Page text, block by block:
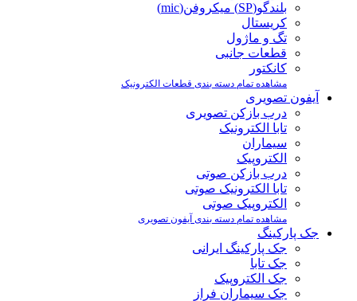
بلندگو(SP) میکروفن(mic)
کریستال
تگ و ماژول
قطعات جانبی
کانکتور
مشاهده تمام دسته بندی قطعات الکترونیک
آیفون تصویری
درب بازکن تصویری
تابا الکترونیک
سیماران
الکتروپیک
درب بازکن صوتی
تابا الکترونیک صوتی
الکتروپیک صوتی
مشاهده تمام دسته بندی آیفون تصویری
جک پارکینگ
جک پارکینگ ایرانی
جک تابا
جک الکتروپیک
جک سیماران فراز